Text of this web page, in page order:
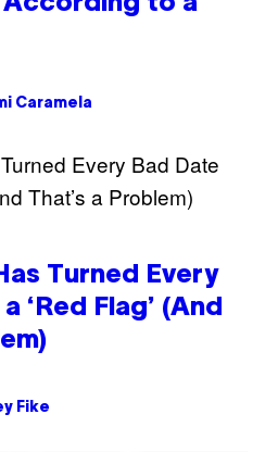
Caramela
Turned Every
‘Red Flag’ (And
Fike